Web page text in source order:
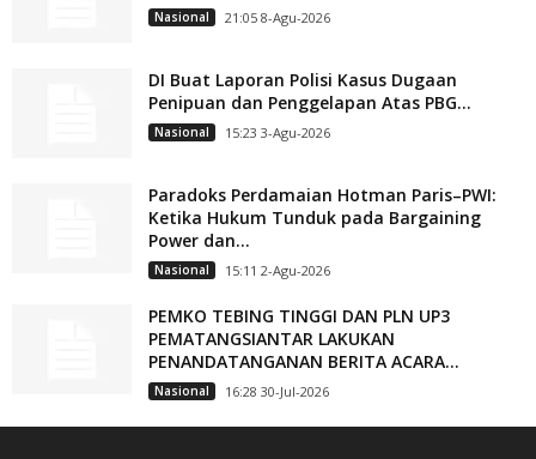
Nasional 21:05 8-Agu-2026
DI Buat Laporan Polisi Kasus Dugaan
Penipuan dan Penggelapan Atas PBG...
Nasional 15:23 3-Agu-2026
Paradoks Perdamaian Hotman Paris–PWI:
Ketika Hukum Tunduk pada Bargaining
Power dan...
Nasional 15:11 2-Agu-2026
PEMKO TEBING TINGGI DAN PLN UP3
PEMATANGSIANTAR LAKUKAN
PENANDATANGANAN BERITA ACARA...
Nasional 16:28 30-Jul-2026